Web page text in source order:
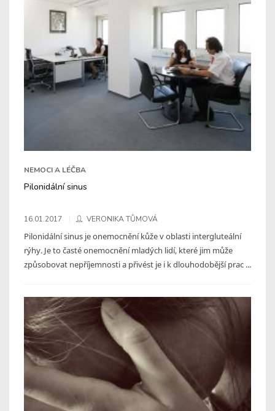
NEMOCI A LÉČBA
Pilonidální sinus
16.01.2017 VERONIKA TŮMOVÁ
Pilonidální sinus je onemocnění kůže v oblasti intergluteální
rýhy. Je to časté onemocnění mladých lidí, které jim může
způsobovat nepříjemnosti a přivést je i k dlouhodobější prac ...